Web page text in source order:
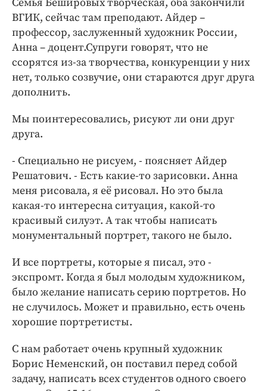
ВГИК, сейчас там преподают. Айдер –
профессор, заслуженный художник России,
Анна – доцент.Супруги говорят, что не
ссорятся из-за творчества, конкуренции у них
нет, только созвучие, они стараются друг друга
дополнить.
Мы поинтересовались, рисуют ли они друг
друга.
- Специально не рисуем, - поясняет Айдер
Решатович. - Есть какие-то зарисовки. Анна
меня рисовала, я её рисовал. Но это была
какая-то интересна ситуация, какой-то
красивый силуэт. А так чтобы написать
монументальный портрет, такого не было.
И все портреты, которые я писал, это -
экспромт. Когда я был молодым художником,
было желание написать серию портретов. Но
не случилось. Может и правильно, есть очень
хорошие портретисты.
С нам работает очень крупный художник
Борис Неменский, он поставил перед собой
задачу, написать всех студентов одного своего